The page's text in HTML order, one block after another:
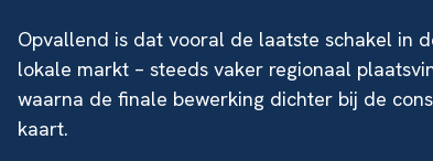
Opvallend is dat vooral de laatste schakel in
lokale markt – steeds vaker regionaal
waarna de finale bewerking dichter bij de
kaart.